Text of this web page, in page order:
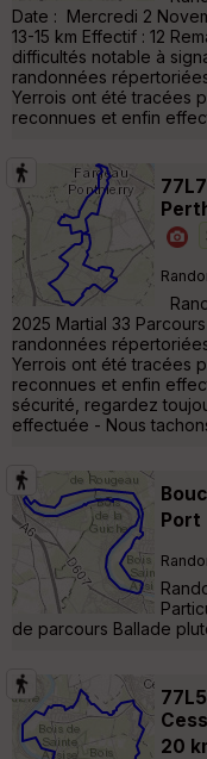
Date : Mercredi 2
13-15 km Effectif : 12
difficultés notable à
randonnées
Yerrois ont été tracées
reconnues et enfin
2025 Martial 33
randonnées
Yerrois ont été tracées
reconnues et enfin
sécurité, regardez
effectuée - Nous
Port
de parcours Ballade
20